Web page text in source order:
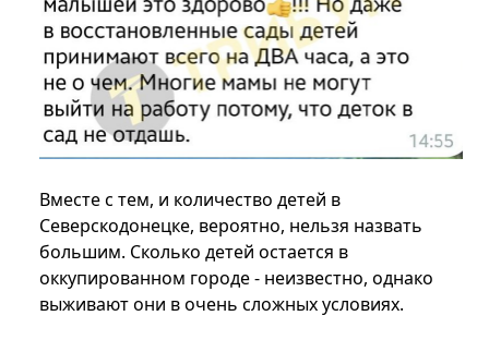
Вместе с тем, и количество детей в
Северскодонецке, вероятно, нельзя назвать
большим. Сколько детей остается в
оккупированном городе - неизвестно, однако
выживают они в очень сложных условиях.